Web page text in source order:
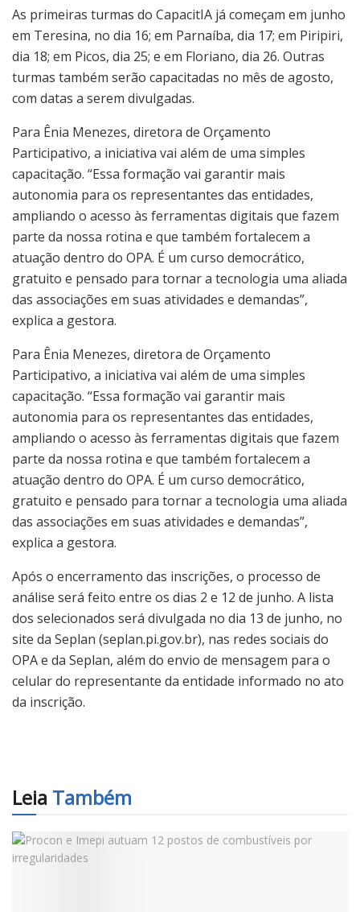
As primeiras turmas do CapacitIA já começam em junho
em Teresina, no dia 16; em Parnaíba, dia 17; em Piripiri,
dia 18; em Picos, dia 25; e em Floriano, dia 26. Outras
turmas também serão capacitadas no mês de agosto,
com datas a serem divulgadas.
Para Ênia Menezes, diretora de Orçamento
Participativo, a iniciativa vai além de uma simples
capacitação. “Essa formação vai garantir mais
autonomia para os representantes das entidades,
ampliando o acesso às ferramentas digitais que fazem
parte da nossa rotina e que também fortalecem a
atuação dentro do OPA. É um curso democrático,
gratuito e pensado para tornar a tecnologia uma aliada
das associações em suas atividades e demandas”,
explica a gestora.
Para Ênia Menezes, diretora de Orçamento
Participativo, a iniciativa vai além de uma simples
capacitação. “Essa formação vai garantir mais
autonomia para os representantes das entidades,
ampliando o acesso às ferramentas digitais que fazem
parte da nossa rotina e que também fortalecem a
atuação dentro do OPA. É um curso democrático,
gratuito e pensado para tornar a tecnologia uma aliada
das associações em suas atividades e demandas”,
explica a gestora.
Após o encerramento das inscrições, o processo de
análise será feito entre os dias 2 e 12 de junho. A lista
dos selecionados será divulgada no dia 13 de junho, no
site da Seplan (seplan.pi.gov.br), nas redes sociais do
OPA e da Seplan, além do envio de mensagem para o
celular do representante da entidade informado no ato
da inscrição.
Leia Também